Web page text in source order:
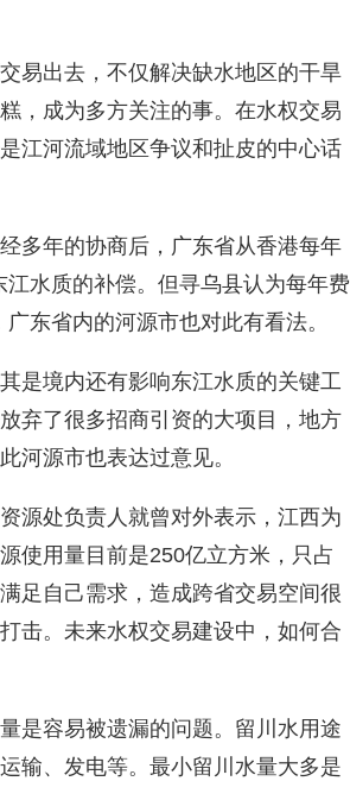
易出去，不仅解决缺水地区的干旱
，成为多方关注的事。在水权交易
江河流域地区争议和扯皮的中心话
多年的协商后，广东省从香港每年
水质的补偿。但寻乌县认为每年费
东省内的河源市也对此有看法。
是境内还有影响东江水质的关键工
弃了很多招商引资的大项目，地方
河源市也表达过意见。
源处负责人就曾对外表示，江西为
使用量目前是250亿立方米，只占
足自己需求，造成跨省交易空间很
击。未来水权交易建设中，如何合
是容易被遗漏的问题。留川水用途
输、发电等。最小留川水量大多是